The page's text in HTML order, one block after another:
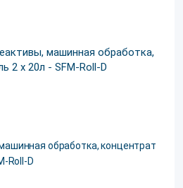
обработка, концентрат
Roll-D